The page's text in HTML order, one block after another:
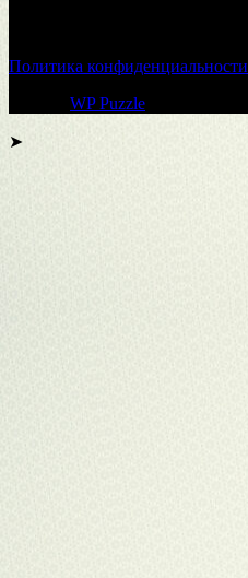
Политика конфиденциальности
WP Puzzle
➤